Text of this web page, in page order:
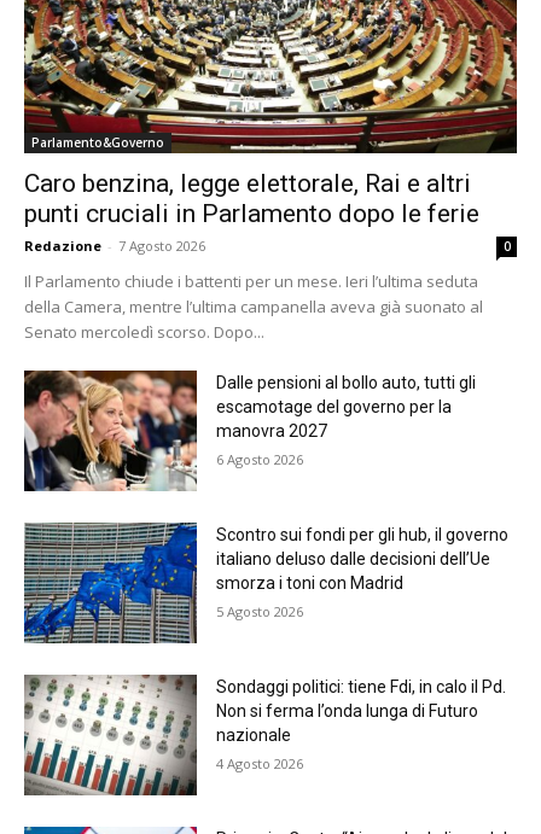
Parlamento&Governo
Caro benzina, legge elettorale, Rai e altri
punti cruciali in Parlamento dopo le ferie
Redazione - 7 Agosto 2026 0
Il Parlamento chiude i battenti per un mese. Ieri l’ultima seduta
della Camera, mentre l’ultima campanella aveva già suonato al
Senato mercoledì scorso. Dopo...
Dalle pensioni al bollo auto, tutti gli
escamotage del governo per la
manovra 2027
6 Agosto 2026
Scontro sui fondi per gli hub, il governo
italiano deluso dalle decisioni dell’Ue
smorza i toni con Madrid
5 Agosto 2026
Sondaggi politici: tiene Fdi, in calo il Pd.
Non si ferma l’onda lunga di Futuro
nazionale
4 Agosto 2026